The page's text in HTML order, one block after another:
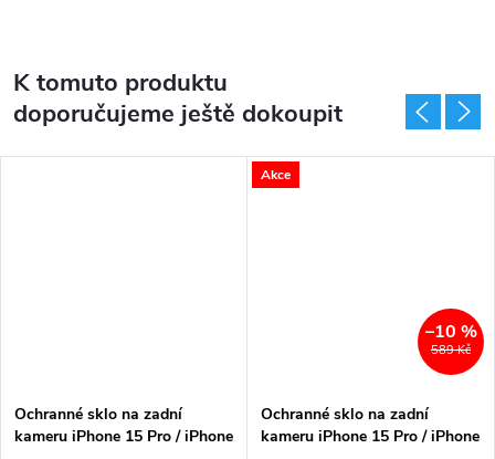
K tomuto produktu
doporučujeme ještě dokoupit
Ochranné sklo na zadní
kameru iPhone 15 Pro / iPhone
Akce
589 Kč
–10 %
Ochranné sklo na zadní
kameru iPhone 15 Pro / iPhone